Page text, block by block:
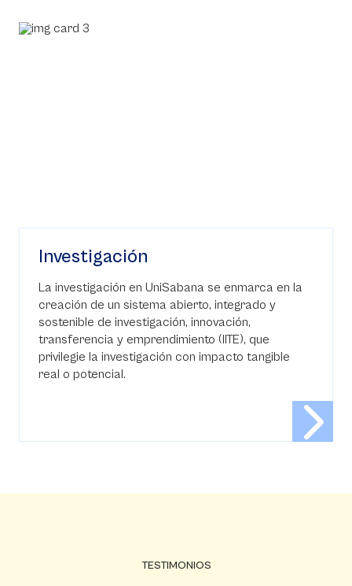
Investigación
La investigación en UniSabana se enmarca en la
creación de un sistema abierto, integrado y
sostenible de investigación, innovación,
transferencia y emprendimiento (IITE), que
privilegie la investigación con impacto tangible
real o potencial.
TESTIMONIOS